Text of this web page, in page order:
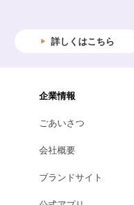
詳しくはこちら
企業情報
ごあいさつ
会社概要
ブランドサイト